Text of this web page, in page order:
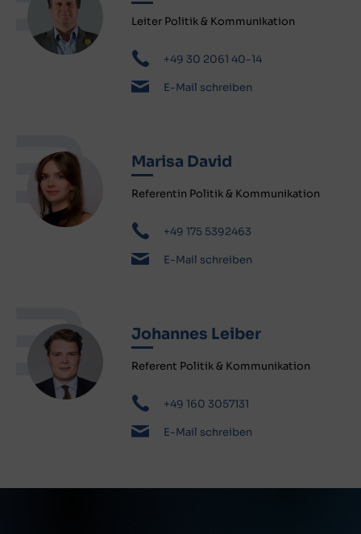
Leiter Politik & Kommunikation
+49 30 2061 40-14
E-Mail schreiben
Marisa David
Referentin Politik & Kommunikation
+49 175 5392463
E-Mail schreiben
Johannes Leiber
Referent Politik & Kommunikation
+49 160 3057131
E-Mail schreiben